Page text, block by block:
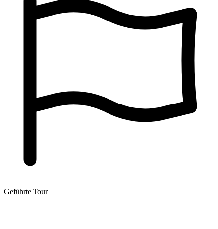
Geführte Tour